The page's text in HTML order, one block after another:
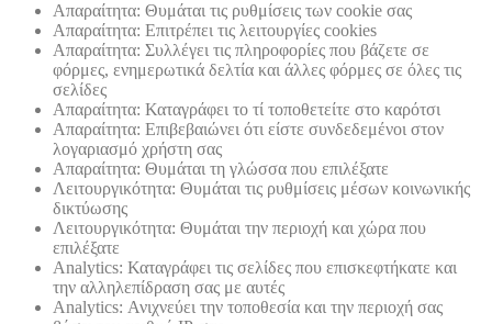
Απαραίτητα: Θυμάται τις ρυθμίσεις των cookie σας
Απαραίτητα: Επιτρέπει τις λειτουργίες cookies
Απαραίτητα: Συλλέγει τις πληροφορίες που βάζετε σε
φόρμες, ενημερωτικά δελτία και άλλες φόρμες σε όλες τις
σελίδες
Απαραίτητα: Καταγράφει το τί τοποθετείτε στο καρότσι
Απαραίτητα: Επιβεβαιώνει ότι είστε συνδεδεμένοι στον
λογαριασμό χρήστη σας
Απαραίτητα: Θυμάται τη γλώσσα που επιλέξατε
Λειτουργικότητα: Θυμάται τις ρυθμίσεις μέσων κοινωνικής
δικτύωσης
Λειτουργικότητα: Θυμάται την περιοχή και χώρα που
επιλέξατε
Analytics: Καταγράφει τις σελίδες που επισκεφτήκατε και
την αλληλεπίδραση σας με αυτές
Analytics: Ανιχνεύει την τοποθεσία και την περιοχή σας